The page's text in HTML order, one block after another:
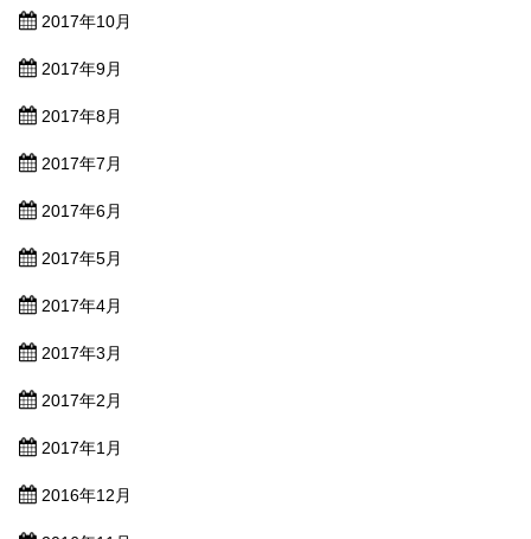
2017年10月
2017年9月
2017年8月
2017年7月
2017年6月
2017年5月
2017年4月
2017年3月
2017年2月
2017年1月
2016年12月